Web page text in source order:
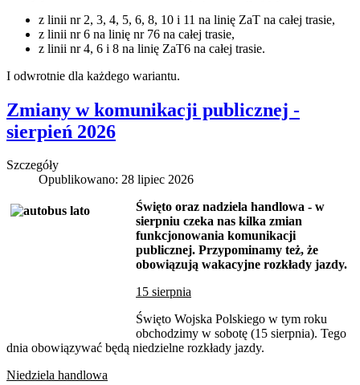
z linii nr 2, 3, 4, 5, 6, 8, 10 i 11 na linię ZaT na całej trasie,
z linii nr 6 na linię nr 76 na całej trasie,
z linii nr 4, 6 i 8 na linię ZaT6 na całej trasie.
I odwrotnie dla każdego wariantu.
Zmiany w komunikacji publicznej -
sierpień 2026
Szczegóły
Opublikowano: 28 lipiec 2026
Święto oraz nadziela handlowa - w
sierpniu czeka nas kilka zmian
funkcjonowania komunikacji
publicznej. Przypominamy też, że
obowiązują wakacyjne rozkłady jazdy.
15 sierpnia
Święto Wojska Polskiego w tym roku
obchodzimy w sobotę (15 sierpnia). Tego
dnia obowiązywać będą niedzielne rozkłady jazdy.
Niedziela handlowa